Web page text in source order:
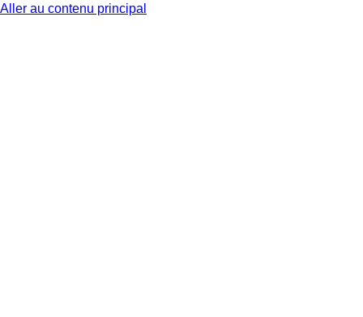
Aller au contenu principal